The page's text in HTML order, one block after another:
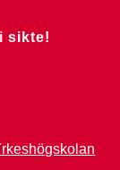
sikte!